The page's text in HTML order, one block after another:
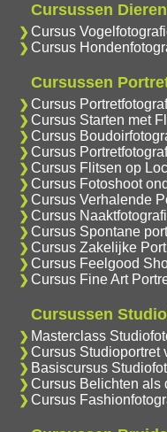
Cursussen
Cursus
Cursus
Cursussen
Cursus
Cursus Starten met
Cursus
Cursus
Cursus Flitsen op
Cursus Fotoshoot
Cursus Verhalende
Cursus
Cursus Spontane
Cursus Zakelijke
Cursus Feelgood
Cursus Fine Art
Cursussen
Masterclass
Cursus Studioportret
Basiscursus
Cursus Belichten als
Cursus